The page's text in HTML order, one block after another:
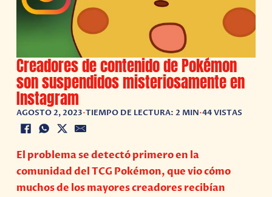
Creadores de contenido de Pokémon
son suspendidos misteriosamente en
Instagram
AGOSTO 2, 2023•TIEMPO DE LECTURA: 2 MIN•44 VISTAS
El problema se detectó primero en la
comunidad del TCG Pokémon, que vio cómo
muchos de los mayores creadores recibían